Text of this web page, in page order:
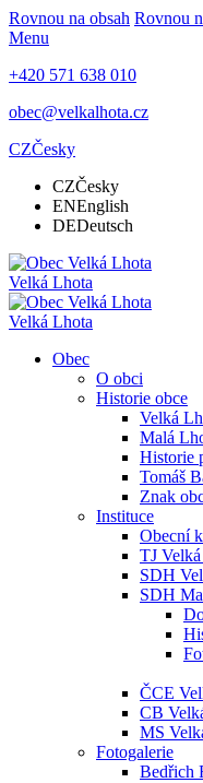
Rovnou na obsah Rovnou
Menu
+420 571 638 010
obec@velkalhota.cz
CZČesky
CZČesky
ENEnglish
DEDeutsch
Velká Lhota
Velká Lhota
Obec
O obci
Historie obce
Velká
Malá
Historie
Tomáš
Znak
Instituce
Obecní
TJ
SDH
SDH
ČCE
CB
MS
Fotogalerie
Bedřich